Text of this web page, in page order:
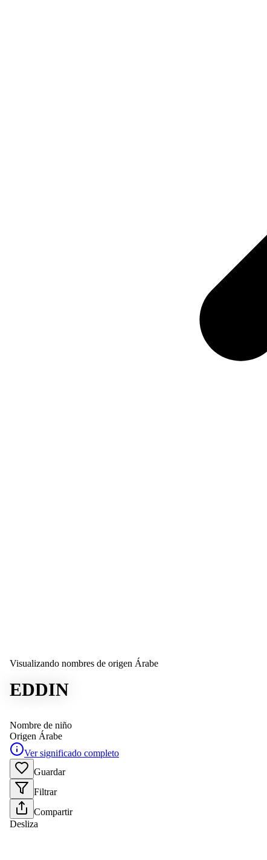
Visualizando nombres de origen Árabe
EDDIN
Nombre de niño
Origen Árabe
Ver significado completo
Guardar
Filtrar
Compartir
Desliza